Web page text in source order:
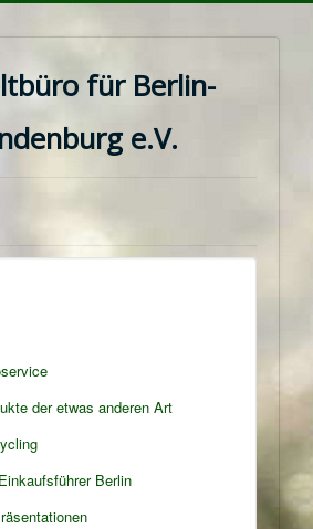
für Berlin-
e.V.
der etwas anderen Art
Berlin